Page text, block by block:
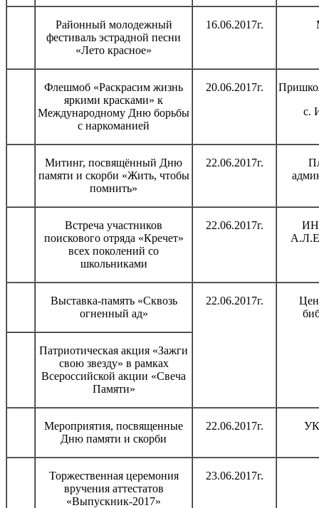
Районный молодежный
фестиваль эстрадной песни
«Лето красное»
16.06.2017г.
Флешмоб «Раскрасим жизнь
яркими красками» к
Международному Дню борьбы
с наркоманией
20.06.2017г.
с.
Митинг, посвящённый Дню
памяти и скорби «Жить, чтобы
помнить»
22.06.2017г.
Встреча участников
поискового отряда «Кречет»
всех поколений со
школьниками
22.06.2017г.
Выставка-память «Сквозь
огненный ад»
22.06.2017г.
Патриотическая акция «Зажги
свою звезду» в рамках
Всероссийской акции «Свеча
Памяти»
Мероприятия, посвященные
Дню памяти и скорби
22.06.2017г. УК
Торжественная церемония
вручения аттестатов
«Выпускник-2017»
23.06.2017г.